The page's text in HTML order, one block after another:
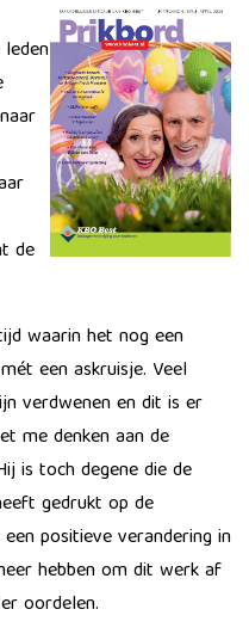
de
waarin het nog een
een askruisje. Veel
verdwenen en dit is er
me denken aan de
is toch degene die de
gedrukt op de
positieve verandering in
hebben om dit werk af
oordelen.